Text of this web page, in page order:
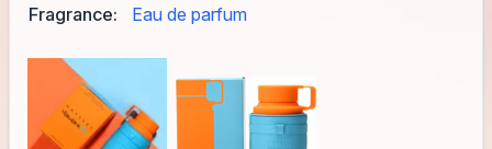
Fragrance:
Eau de parfum